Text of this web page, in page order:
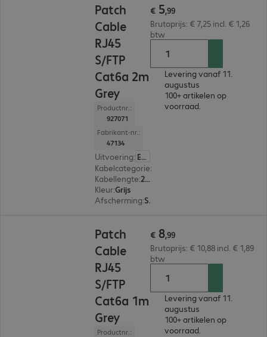
Patch
Cable
RJ45
S/FTP
Cat6a 2m
Grey
Productnr.:
927071
Fabrikant-nr.:
47134
Uitvoering: Europa
Kabelcategorie:
Kabellengte: 2 m
Kleur:Grijs
Afscherming: S/FTP (PIMF)
€ 5,99
Brutoprijs: € 7,25 incl. € 1,26
btw
Levering vanaf 11.
augustus
100+ artikelen op
voorraad.
Patch
Cable
RJ45
S/FTP
Cat6a 1m
Grey
Productnr.:
€ 8,99
Brutoprijs: € 10,88 incl. € 1,89
btw
Levering vanaf 11.
augustus
100+ artikelen op
voorraad.